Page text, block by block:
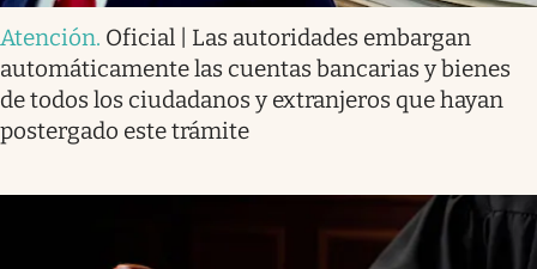
Atención. Oficial | Las autoridades embargan
automáticamente las cuentas bancarias y bienes
de todos los ciudadanos y extranjeros que hayan
postergado este trámite